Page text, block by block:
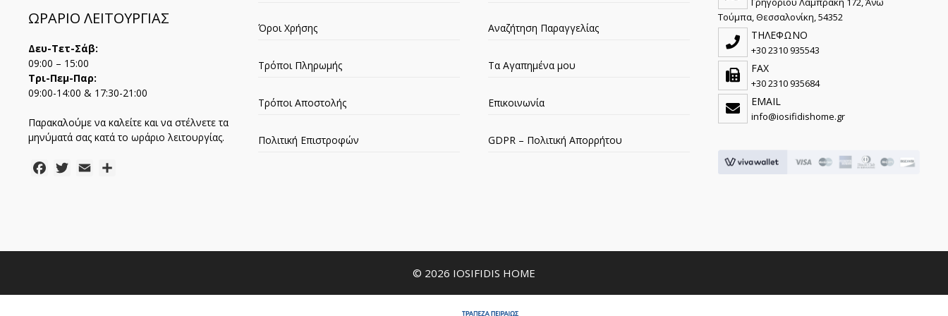
ΩΡΑΡΙΟ ΛΕΙΤΟΥΡΓΙΑΣ
Δευ-Τετ-Σάβ:
09:00 – 15:00
Τρι-Πεμ-Παρ:
09:00-14:00 & 17:30-21:00
Παρακαλούμε να καλείτε και να στέλνετε τα
μηνύματά σας κατά το ωράριο λειτουργίας.
FacebookTwitter
Email
Όροι Χρήσης
Τρόποι Πληρωμής
Τρόποι Αποστολής
Πολιτική Επιστροφών
Αναζήτηση Παραγγελίας
Τα Αγαπημένα μου
Επικοινωνία
GDPR – Πολιτική Απορρήτου
Τούμπα, Θεσσαλονίκη, 54352
ΤΗΛΕΦΩΝΟ
+30 2310 935543
FAX
+30 2310 935684
EMAIL
info@iosifidishome.gr
© 2026 IOSIFIDIS HOME